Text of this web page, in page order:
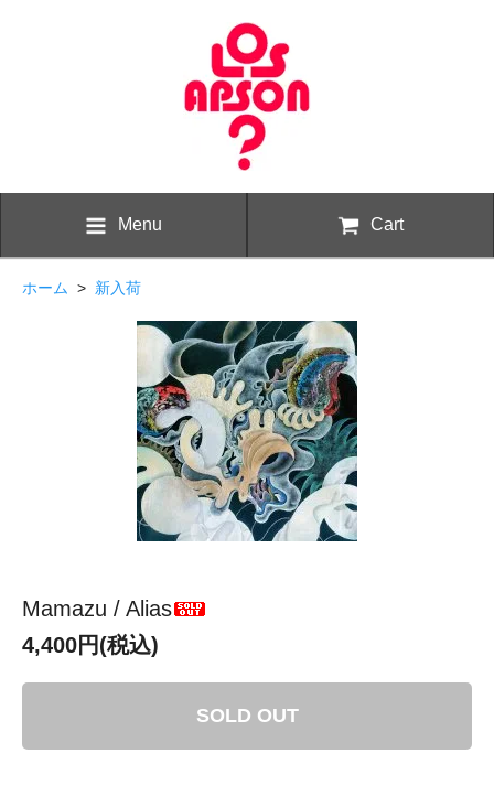
Menu Cart
ホーム > 新入荷
Mamazu / Alias
4,400円(税込)
SOLD OUT